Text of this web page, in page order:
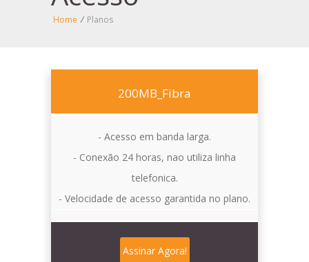
Home / Planos
200MB_Fibra
- Acesso em banda larga.
- Conexão 24 horas, nao utiliza linha
telefonica.
- Velocidade de acesso garantida no plano.
Assinar Agora!